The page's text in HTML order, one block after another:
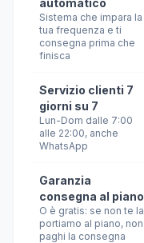
automatico
Sistema che impara la
tua frequenza e ti
consegna prima che
finisca
Servizio clienti 7
giorni su 7
Lun-Dom dalle 7:00
alle 22:00, anche
WhatsApp
Garanzia
consegna al piano
O è gratis: se non te la
portiamo al piano, non
paghi la consegna